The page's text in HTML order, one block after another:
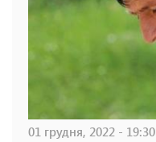
01 грудня, 2022 - 19:30